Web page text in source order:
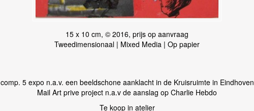
15 x 10 cm, © 2016, prijs op aanvraag
Tweedimensionaal | Mixed Media | Op papier
comp. 5 expo n.a.v. een beeldschone aanklacht in de Kruisruimte in Eindhoven
Mail Art prive project n.a.v de aanslag op Charlie Hebdo
Te koop in atelier